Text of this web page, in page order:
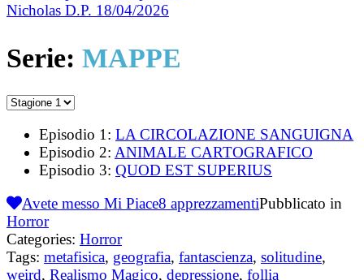
Nicholas D.P. 18/04/2026
Serie: MAPPE
Episodio 1: LA CIRCOLAZIONE SANGUIGNA
Episodio 2: ANIMALE CARTOGRAFICO
Episodio 3: QUOD EST SUPERIUS
Avete messo Mi Piace8 apprezzamentiPubblicato in
Horror
Categories: Horror
Tags: metafisica, geografia, fantascienza, solitudine,
weird, Realismo Magico, depressione, follia